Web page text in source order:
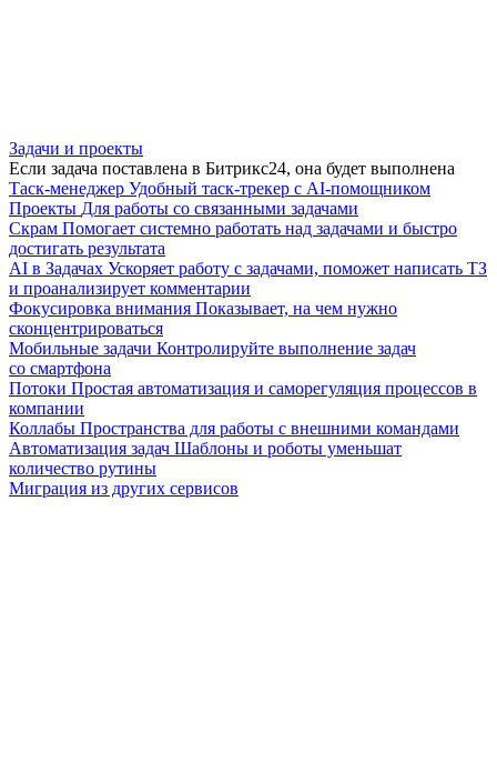
Задачи и проекты
Если задача поставлена в Битрикс24, она будет выполнена
Таск-менеджер Удобный таск-трекер с AI-помощником
Проекты Для работы со связанными задачами
Скрам Помогает системно работать над задачами и быстро
достигать результата
AI в Задачах Ускоряет работу с задачами, поможет написать ТЗ
и проанализирует комментарии
Фокусировка внимания Показывает, на чем нужно
сконцентрироваться
Мобильные задачи Контролируйте выполнение задач
со смартфона
Потоки Простая автоматизация и саморегуляция процессов в
компании
Коллабы Пространства для работы с внешними командами
Автоматизация задач Шаблоны и роботы уменьшат
количество рутины
Миграция из других сервисов